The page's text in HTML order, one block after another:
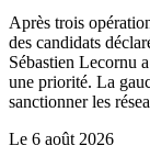
Après trois
des candidats
Sébastien Lecornu
une priorité. La
sanctionner les
Le 6 août 2026